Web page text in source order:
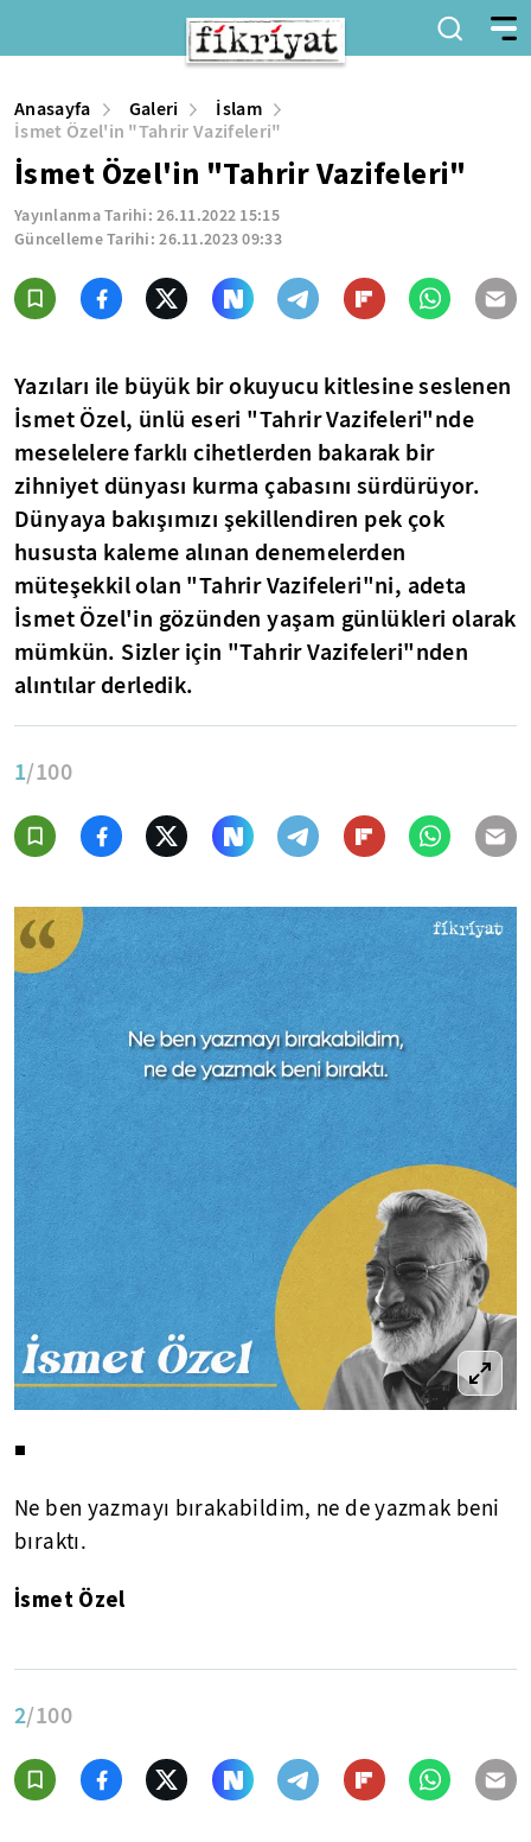
Anasayfa Galeri
İslam
İsmet Özel'in "Tahrir Vazifeleri"
İsmet Özel'in "Tahrir Vazifeleri"
Yayınlanma Tarihi:26.11.2022 15:15
Güncelleme Tarihi:26.11.2023 09:33
Yazıları ile büyük bir okuyucu kitlesine seslenen
İsmet Özel, ünlü eseri "Tahrir Vazifeleri"nde
meselelere farklı cihetlerden bakarak bir
zihniyet dünyası kurma çabasını sürdürüyor.
Dünyaya bakışımızı şekillendiren pek çok
hususta kaleme alınan denemelerden
müteşekkil olan "Tahrir Vazifeleri"ni, adeta
İsmet Özel'in gözünden yaşam günlükleri olarak
mümkün. Sizler için "Tahrir Vazifeleri"nden
alıntılar derledik.
1/100
◾
Ne ben yazmayı bırakabildim, ne de yazmak beni
bıraktı.
İsmet Özel
2/100